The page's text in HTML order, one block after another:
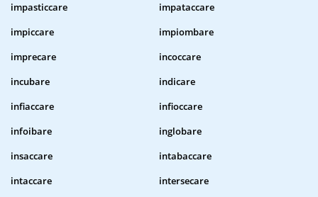
impasticcare
impataccare
impiccare
impiombare
imprecare
incoccare
incubare
indicare
infiaccare
infioccare
infoibare
inglobare
insaccare
intabaccare
intaccare
intersecare